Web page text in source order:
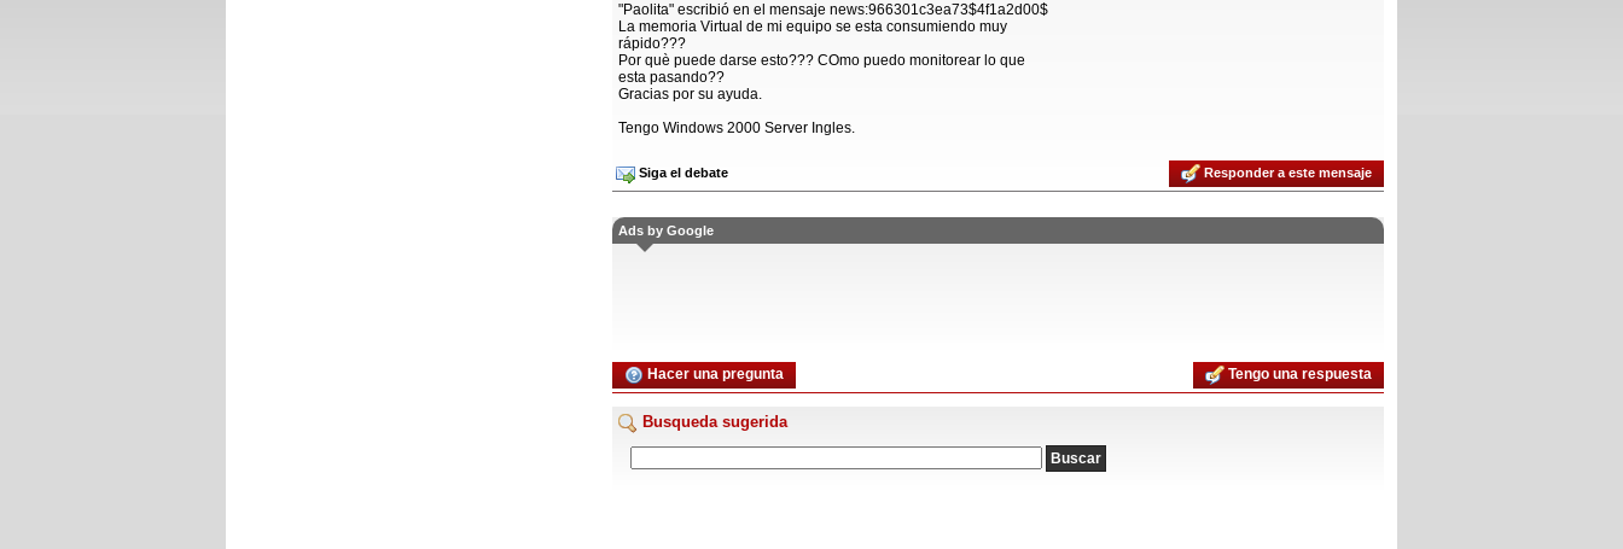
"Paolita" escribió en el mensaje news:966301c3ea73$4f1a2d00$
La memoria Virtual de mi equipo se esta consumiendo muy
rápido???
Por què puede darse esto??? COmo puedo monitorear lo que
esta pasando??
Gracias por su ayuda.
Tengo Windows 2000 Server Ingles.
Siga el debate Responder a este mensaje
Ads by Google
Hacer una pregunta Tengo una respuesta
Busqueda sugerida